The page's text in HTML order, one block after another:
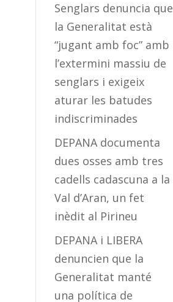
Senglars denuncia que
la Generalitat està
“jugant amb foc” amb
l’extermini massiu de
senglars i exigeix
aturar les batudes
indiscriminades
DEPANA documenta
dues osses amb tres
cadells cadascuna a la
Val d’Aran, un fet
inèdit al Pirineu
DEPANA i LIBERA
denuncien que la
Generalitat manté
una política de